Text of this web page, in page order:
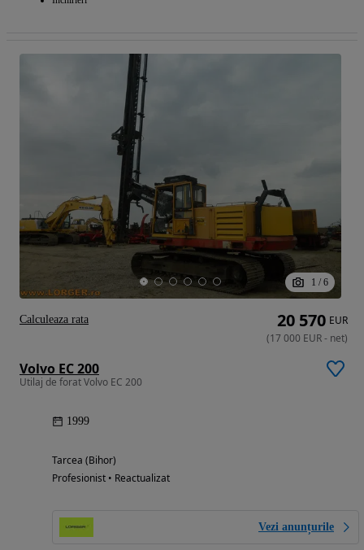
1 / 6
Volvo EC 200
Utilaj de forat Volvo EC 200
1999
Tarcea (Bihor)
Profesionist • Reactualizat
Vezi anunțurile
20 570 EUR
(17 000 EUR- net)
Calculeaza rata